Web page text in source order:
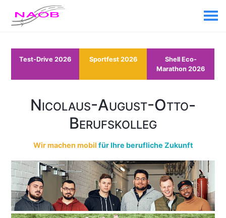
Test-Drive 2026 Sportfest 2026
Shell Eco-
Marathon 2026
Nicolaus-August-Otto-
Berufskolleg
Wir machen mobil für Ihre berufliche Zukunft